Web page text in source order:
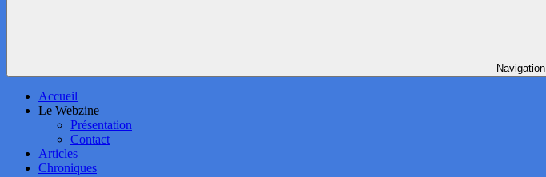
Navigation
Accueil
Le Webzine
Présentation
Contact
Articles
Chroniques